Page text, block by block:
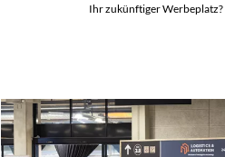
Ihr zukünftiger Werbeplatz?